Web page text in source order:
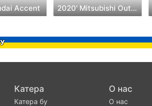
Accent 2020' Mitsubishi Outlander
Катера
Катера бу
О нас
О нас